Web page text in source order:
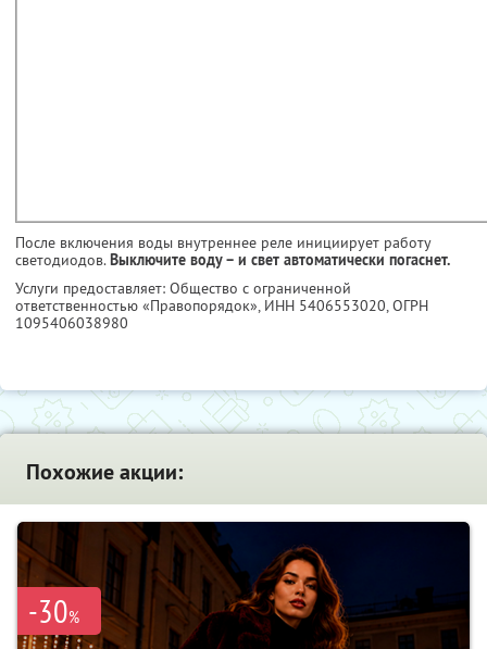
После включения воды внутреннее реле инициирует работу
светодиодов.Выключите воду – и свет автоматически погаснет.
Услуги предоставляет: Общество с ограниченной
ответственностью «Правопорядок», ИНН 5406553020, ОГРН
1095406038980
Похожие акции:
-30%